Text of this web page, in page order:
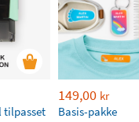
tilpasset
149,00 kr
Basis-pakke